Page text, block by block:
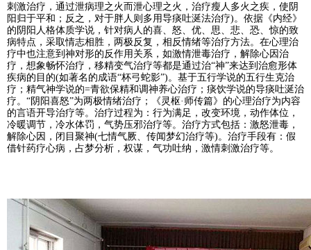
刺激治疗，通过泄病理之火而泄心理之火，治疗瘦人多火之疾，使阴
阳归于平和；反之，对于胖人则多用导痰吐涎法治疗)。依据《内经》
的阴阳人格体质学说，针对病人的喜、怒、优、思、悲、恐、惊的致
病特点，采取情志相胜，两极反复，相反情绪等治疗方法。在心理治
疗中也注意到神对形的反作用关系，如激情泄毒治疗，解除心因治
疗，想象畅怀治疗，移精变气治疗等都是通过治“神”来达到治愈形体
疾病的目的(如著名的成语“杯弓蛇影”)。基于五行学说的五行生克治
疗；精气神学说的=青欲保精和调神养心治疗；痰饮学说的导痰吐涎治
疗。“阴阳喜怒”为两极情绪治疗；《灵枢·师传篇》的心理治疗为内容
的言语开导治疗等。治疗过程为：行为满足，改变环境，动作体位，
冷暖调节，冷水体罚，气势压邪治疗等。治疗方式包括：激怒泄毒，
解除心因，闭目聚神(七情气厥、传闻梦幻治疗等)。治疗手段有：假
借针药疗心病，占梦分析，权谋，气功吐纳，激情刺激治疗等。